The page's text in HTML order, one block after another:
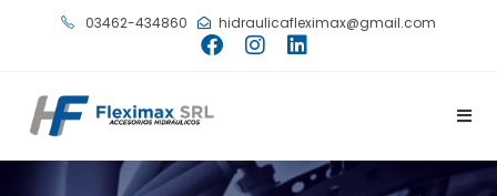
03462-434860 hidraulicafleximax@gmail.com